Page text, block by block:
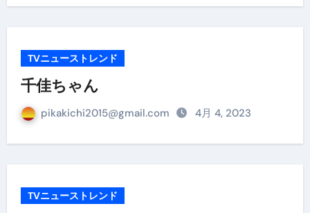
TVニューストレンド
千佳ちゃん
pikakichi2015@gmail.com 4月 4, 2023
TVニューストレンド